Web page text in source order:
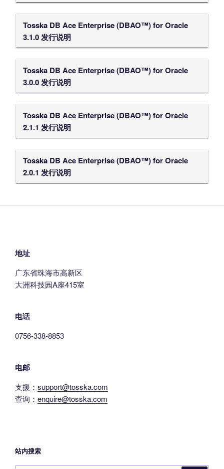
Tosska DB Ace Enterprise (DBAO™) for Oracle
3.1.0 发行说明
Tosska DB Ace Enterprise (DBAO™) for Oracle
3.0.0 发行说明
Tosska DB Ace Enterprise (DBAO™) for Oracle
2.1.1 发行说明
Tosska DB Ace Enterprise (DBAO™) for Oracle
2.0.1 发行说明
地址
广东省珠海市高新区
大洲科技园A座415室
电话
0756-338-8853
电邮
支援： support@tosska.com
查询： enquire@tosska.com
站内搜索